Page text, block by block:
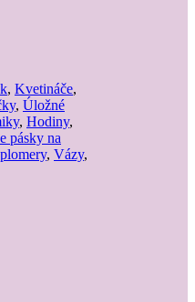
, Kvetináče,
, Úložné
, Hodiny,
pásky na
, Vázy,